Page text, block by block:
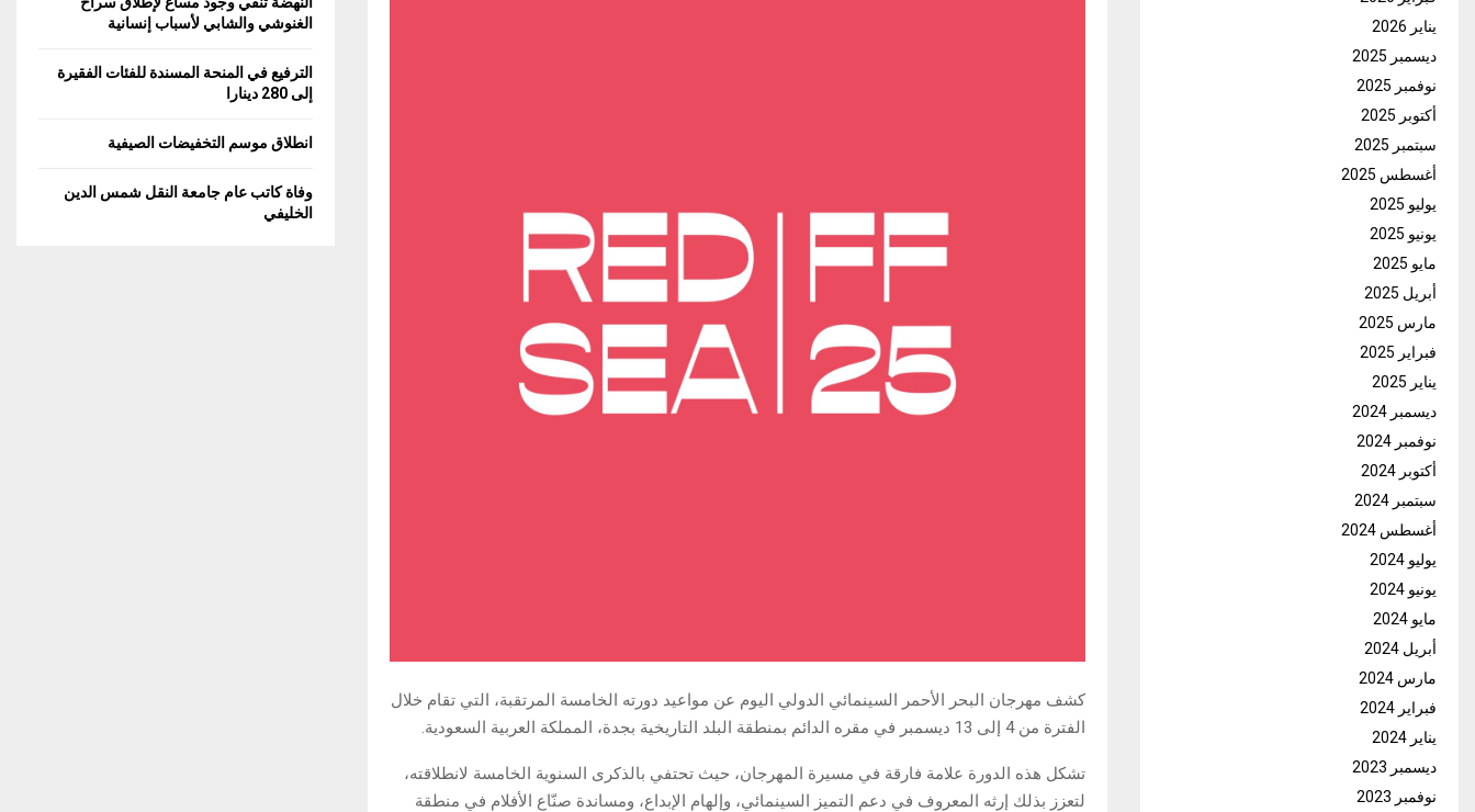
كشف مهرجان البحر الأحمر السينمائي الدولي اليوم عن مواعيد دورته الخامسة المرتقبة، التي تقام خلال
الفترة من 4 إلى 13 ديسمبر في مقره الدائم بمنطقة البلد التاريخية بجدة، المملكة العربية السعودية.
تشكل هذه الدورة علامة فارقة في مسيرة المهرجان، حيث تحتفي بالذكرى السنوية الخامسة لانطلاقته،
لتعزز بذلك إرثه المعروف في دعم التميز السينمائي، وإلهام الإبداع، ومساندة صنّاع الأفلام في منطقة
يناير 2026
ديسمبر 2025
نوفمبر 2025
أكتوبر 2025
سبتمبر 2025
أغسطس 2025
يوليو 2025
يونيو 2025
مايو 2025
أبريل 2025
مارس 2025
فبراير 2025
يناير 2025
ديسمبر 2024
نوفمبر 2024
أكتوبر 2024
سبتمبر 2024
أغسطس 2024
يوليو 2024
يونيو 2024
مايو 2024
أبريل 2024
مارس 2024
فبراير 2024
يناير 2024
ديسمبر 2023
نوفمبر 2023
الغنوشي والشابي لأسباب إنسانية
الترفيع في المنحة المسندة للفئات الفقيرة
إلى 280 دينارا
انطلاق موسم التخفيضات الصيفية
وفاة كاتب عام جامعة النقل شمس الدين
الخليفي